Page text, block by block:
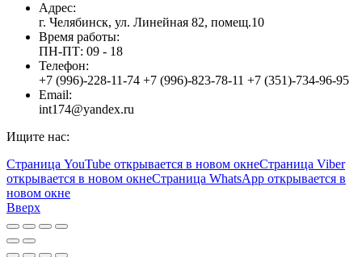
Адрес:
г. Челябинск, ул. Линейная 82, помещ.10
Время работы:
ПН-ПТ: 09 - 18
Телефон:
+7 (996)-228-11-74 +7 (996)-823-78-11 +7 (351)-734-96-95
Email:
int174@yandex.ru
Ищите нас:
Страница YouTube открывается в новом окнеСтраница Viber
открывается в новом окнеСтраница WhatsApp открывается в
новом окне
Вверх